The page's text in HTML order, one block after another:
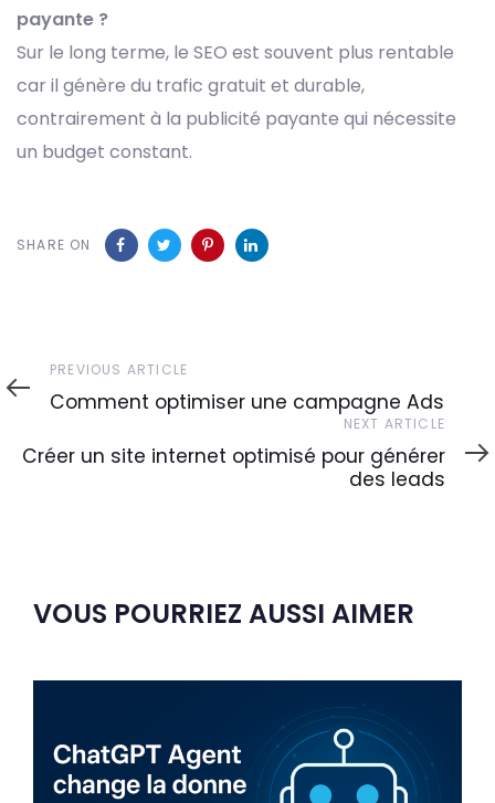
payante ?
Sur le long terme, le SEO est souvent plus rentable
car il génère du trafic gratuit et durable,
contrairement à la publicité payante qui nécessite
un budget constant.
SHARE ON
Previous
Article
PREVIOUS ARTICLE
Comment optimiser une campagne Ads
Article
NEXT ARTICLE
Créer un site internet optimisé pour générer
des leads
VOUS POURRIEZ AUSSI AIMER